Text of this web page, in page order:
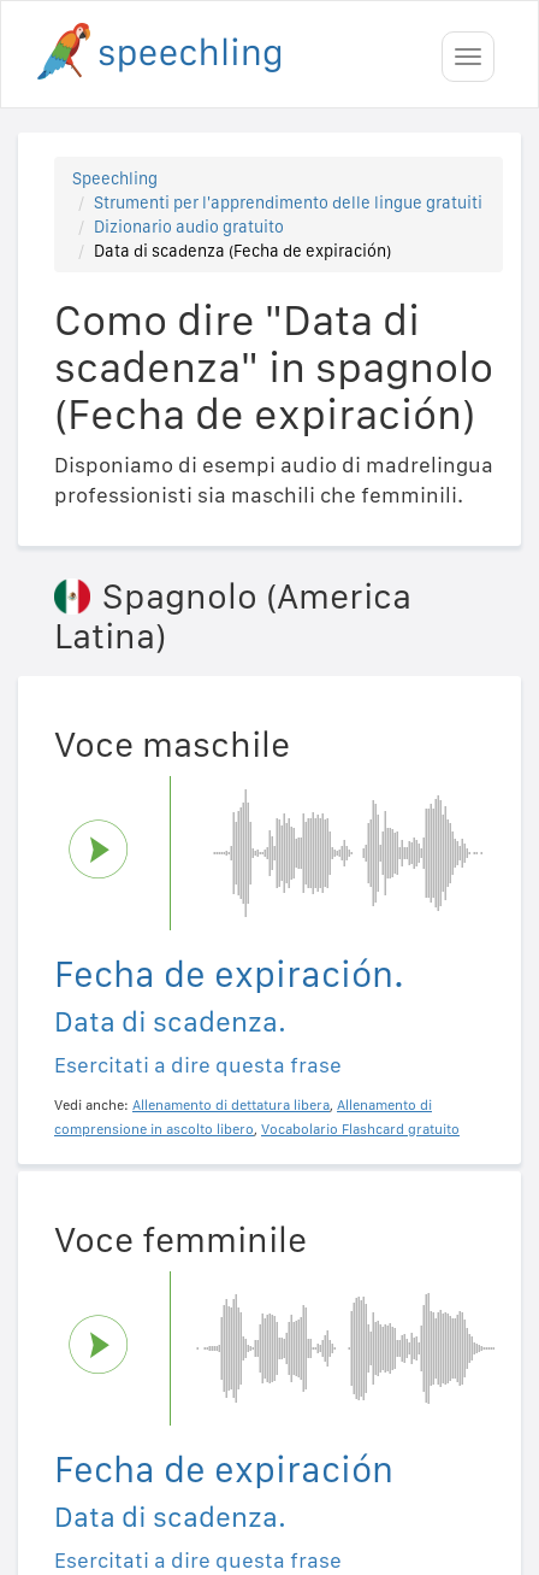
Toggle
Speechling
Strumenti per l'apprendimento delle lingue gratuiti
Dizionario audio gratuito
Data di scadenza (Fecha de expiración)
Como dire "Data di
scadenza" in spagnolo
(Fecha de expiración)
Disponiamo di esempi audio di madrelingua
professionisti sia maschili che femminili.
Spagnolo (America
Latina)
Voce maschile
Fecha de expiración.
Data di scadenza.
Esercitati a dire questa frase
Vedi anche: Allenamento di dettatura libera, Allenamento di
comprensione in ascolto libero, Vocabolario Flashcard gratuito
Voce femminile
Fecha de expiración
Data di scadenza.
Esercitati a dire questa frase